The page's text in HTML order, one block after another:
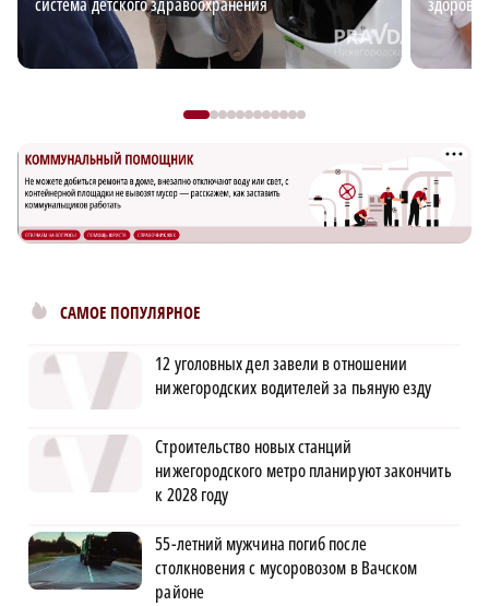
САМОЕ ПОПУЛЯРНОЕ
12 уголовных дел завели в отношении
нижегородских водителей за пьяную езду
Строительство новых станций
нижегородского метро планируют закончить
к 2028 году
55-летний мужчина погиб после
столкновения с мусоровозом в Вачском
районе